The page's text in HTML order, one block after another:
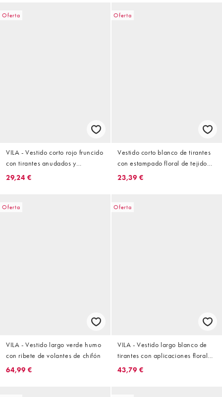
Oferta
VILA - Vestido corto rojo fruncido
con tirantes anudados y
pantalones cortos ocultos
29,24 €
Oferta
Vestido corto blanco de tirantes
con estampado floral de tejido
liso de VILA
23,39 €
Oferta
VILA - Vestido largo verde humo
con ribete de volantes de chifón
64,99 €
Oferta
VILA - Vestido largo blanco de
tirantes con aplicaciones florales
tridimensionales de tejido
43,79 €